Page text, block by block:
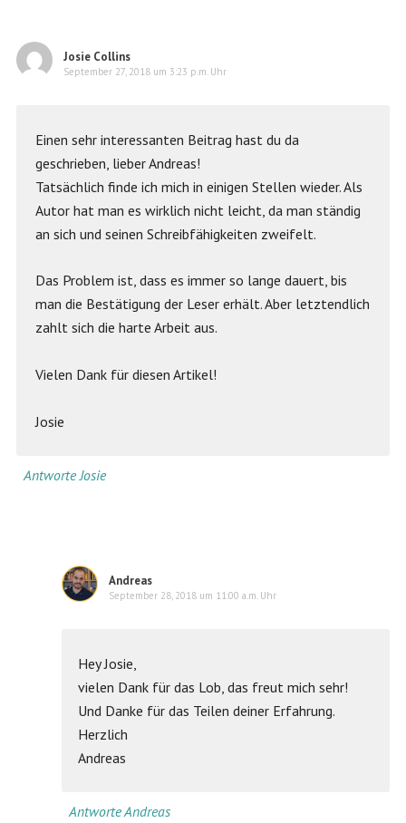
Josie Collins
September 27, 2018 um 3:23 p.m. Uhr
Einen sehr interessanten Beitrag hast du da
geschrieben, lieber Andreas!
Tatsächlich finde ich mich in einigen Stellen wieder. Als
Autor hat man es wirklich nicht leicht, da man ständig
an sich und seinen Schreibfähigkeiten zweifelt.
Das Problem ist, dass es immer so lange dauert, bis
man die Bestätigung der Leser erhält. Aber letztendlich
zahlt sich die harte Arbeit aus.
Vielen Dank für diesen Artikel!
Josie
Antworte Josie
Andreas
September 28, 2018 um 11:00 a.m. Uhr
Hey Josie,
vielen Dank für das Lob, das freut mich sehr!
Und Danke für das Teilen deiner Erfahrung.
Herzlich
Andreas
Antworte Andreas